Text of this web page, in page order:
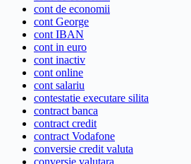
cont de economii
cont George
cont IBAN
cont in euro
cont inactiv
cont online
cont salariu
contestatie executare silita
contract banca
contract credit
contract Vodafone
conversie credit valuta